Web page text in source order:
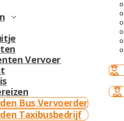
Vervoer
Bus Vervoerder
Taxibusbedrijf